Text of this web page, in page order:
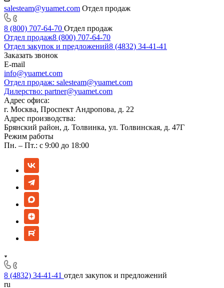
salesteam@yuamet.com Отдел продаж
8 (800) 707-64-70 Отдел продаж
Отдел продаж8 (800) 707-64-70
Отдел закупок и предложений8 (4832) 34-41-41
Заказать звонок
E-mail
info@yuamet.com
Отдел продаж: salesteam@yuamet.com
Дилерство: partner@yuamet.com
Адрес офиса:
г. Москва, Проспект Андропова, д. 22
Адрес производства:
Брянский район, д. Толвинка, ул. Толвинская, д. 47Г
Режим работы
Пн. – Пт.: с 9:00 до 18:00
8 (4832) 34-41-41 отдел закупок и предложений
ru